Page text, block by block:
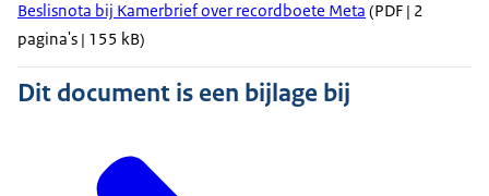
Beslisnota bij Kamerbrief over recordboete Meta (PDF | 2
pagina's | 155 kB)
Dit document is een bijlage bij